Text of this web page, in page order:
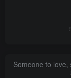
Someone to